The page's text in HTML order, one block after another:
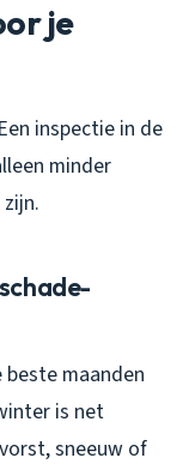
je
inspectie in de
minder
maanden
is net
sneeuw of